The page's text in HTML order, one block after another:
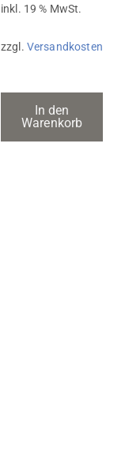
inkl. 19 % MwSt.
zzgl. Versandkosten
In den
Warenkorb